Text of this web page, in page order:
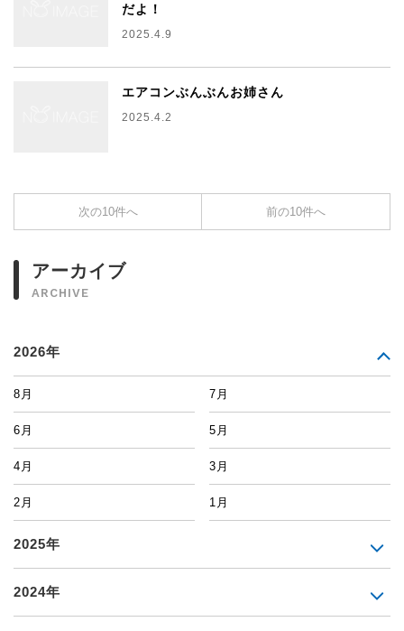
だよ！
2025.4.9
エアコンぶんぶんお姉さん
2025.4.2
次の10件へ 前の10件へ
アーカイブ
ARCHIVE
2026年
8月 7月
6月 5月
4月 3月
2月 1月
2025年
2024年